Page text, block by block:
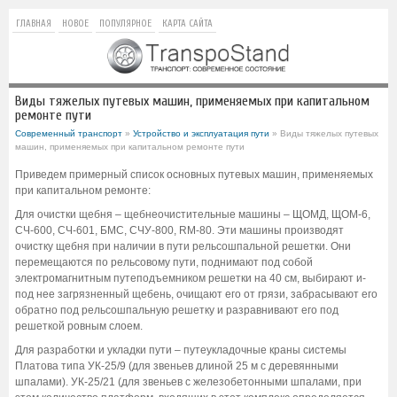
ГЛАВНАЯ НОВОЕ ПОПУЛЯРНОЕ КАРТА САЙТА
Виды тяжелых путевых машин, применяемых при капитальном
ремонте пути
Современный транспорт » Устройство и эксплуатация пути » Виды тяжелых путевых
машин, применяемых при капитальном ремонте пути
Приведем примерный список основных путевых машин, применяемых
при капитальном ремонте:
Для очистки щебня – щебнеочистительные машины – ЩОМД, ЩОМ-6,
СЧ-600, СЧ-601, БМС, СЧУ-800, RM-80. Эти машины производят
очистку щебня при наличии в пути рельсошпальной решетки. Они
перемещаются по рельсовому пути, поднимают под собой
электромагнитным путеподъемником решетки на 40 см, выбирают и-
под нее загрязненный щебень, очищают его от грязи, забрасывают его
обратно под рельсошпальную решетку и разравнивают его под
решеткой ровным слоем.
Для разработки и укладки пути – путеукладочные краны системы
Платова типа УК-25/9 (для звеньев длиной 25 м с деревянными
шпалами). УК-25/21 (для звеньев с железобетонными шпалами, при